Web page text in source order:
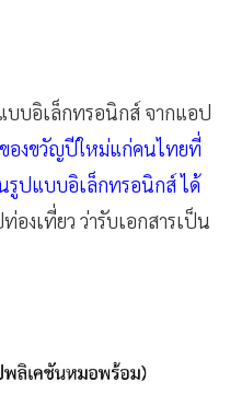
บบอิเล็กทรอนิกส์ จากแอป
องขวัญปีใหม่แก่คนไทยที่
รูปแบบอิเล็กทรอนิกส์ ได้
งเที่ยว ว่ารับเอกสารเป็น